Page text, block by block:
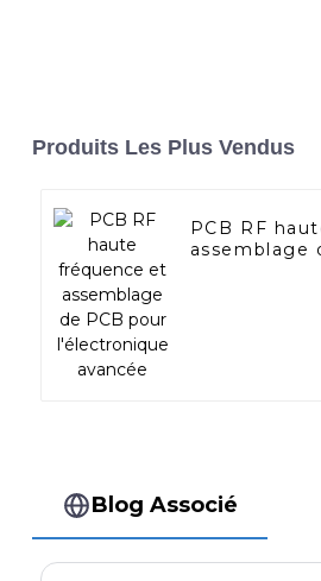
Produits Les Plus Vendus
PCB RF
assemblage
Blog Associé